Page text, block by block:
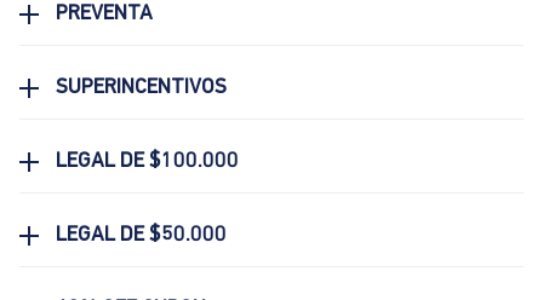
PREVENTA
SUPERINCENTIVOS
LEGAL DE $100.000
LEGAL DE $50.000